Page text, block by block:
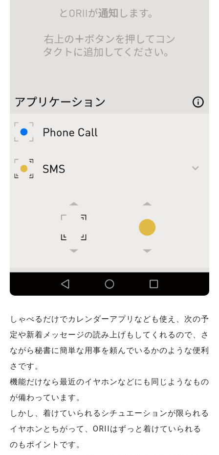
しゃべるだけでカレンダーアプリなども使え、次の予
定や新着メッセージの読み上げもしてくれるので、さ
ながら秘書に簡単な用事を頼んでいるかのような便利
さです。
機能だけなら最近のイヤホンなどにも同じようなもの
が備わっています。
しかし、着けていられるシチュエーションが限られる
イヤホンとちがって、ORIIはずっと着けていられる
のもポイントです。